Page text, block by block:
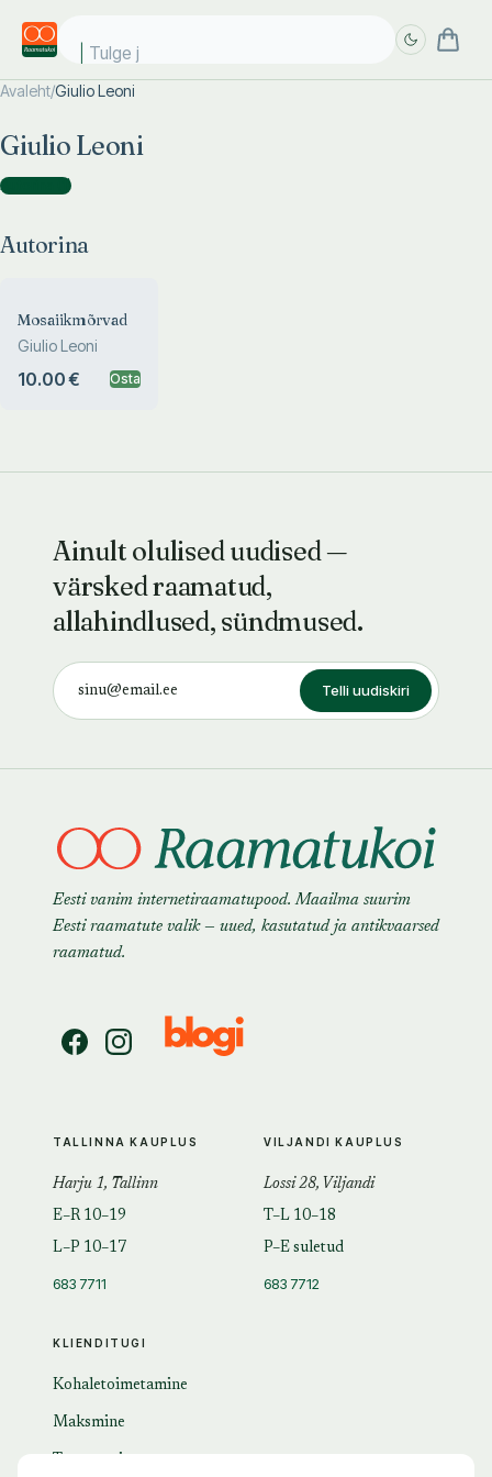
Tulge ju
Avaleht/Giulio Leoni
Giulio Leoni
Autorina )
Autorina
Mosaiikmõrvad
Giulio Leoni
10.00 € Osta
Ainult olulised uudised —
värsked raamatud,
allahindlused, sündmused.
Telli uudiskiri
Eesti vanim internetiraamatupood. Maailma suurim
Eesti raamatute valik — uued, kasutatud ja antikvaarsed
raamatud.
KLIENDITUGI
Kohaletoimetamine
Maksmine
TALLINNA KAUPLUS
Harju 1, Tallinn
E–R 10–19
L–P 10–17
683 7711
VILJANDI KAUPLUS
Lossi 28, Viljandi
T–L 10–18
P–E suletud
683 7712